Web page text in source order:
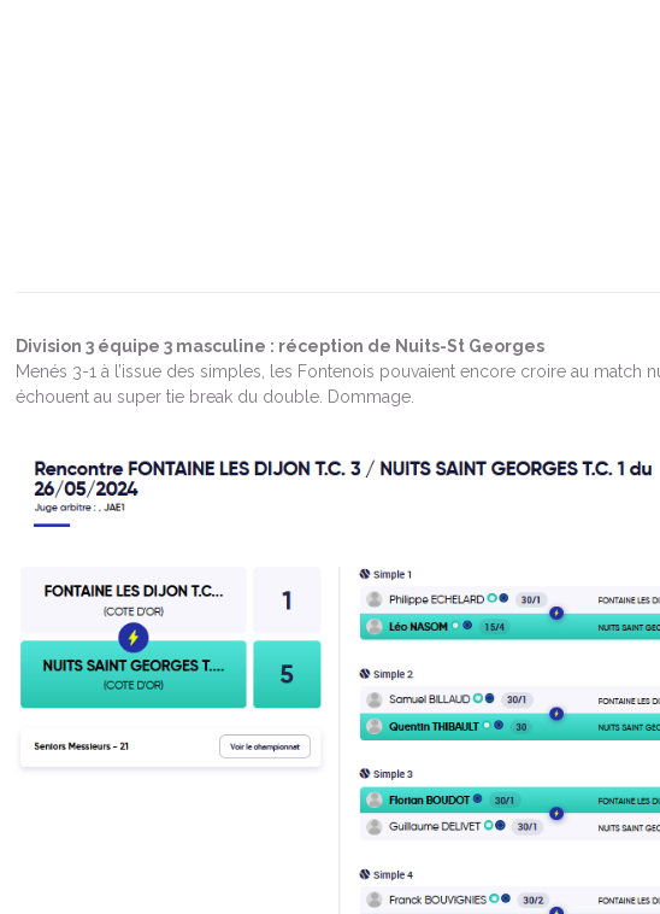
Division 3 équipe 3 masculine : réception de Nuits-St Georges
Menés 3-1 à l’issue des simples, les Fontenois pouvaient encore croire au match
échouent au super tie break du double. Dommage.